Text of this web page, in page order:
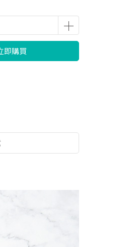
即購買